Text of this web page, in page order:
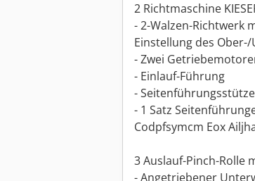
2 Richtmaschine
- 2-Walzen-Richtwerk
Einstellung des
- Zwei
- Einlauf-Führung
- Seitenführungsstütze
- 1 Satz
Codpfsymcm Eox
3 Auslauf-Pinch-Rolle
- Angetriebener